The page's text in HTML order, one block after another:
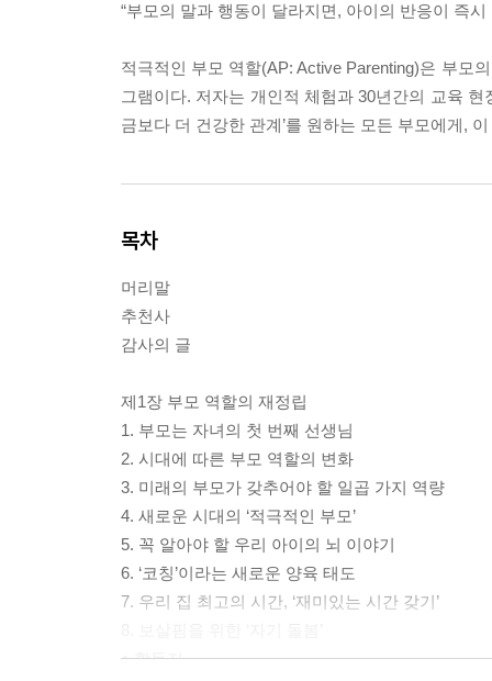
“부모의 말과 행동이 달라지면, 아이의 반응이 즉시
적극적인 부모 역할(AP: Active Parenting)은 부모
그램이다. 저자는 개인적 체험과 30년간의 교육
금보다 더 건강한 관계’를 원하는 모든 부모에게,
목차
머리말
추천사
감사의 글
제1장 부모 역할의 재정립
1. 부모는 자녀의 첫 번째 선생님
2. 시대에 따른 부모 역할의 변화
3. 미래의 부모가 갖추어야 할 일곱 가지 역량
4. 새로운 시대의 ‘적극적인 부모’
5. 꼭 알아야 할 우리 아이의 뇌 이야기
6. ‘코칭’이라는 새로운 양육 태도
7. 우리 집 최고의 시간, ‘재미있는 시간 갖기’
♠ 활동지